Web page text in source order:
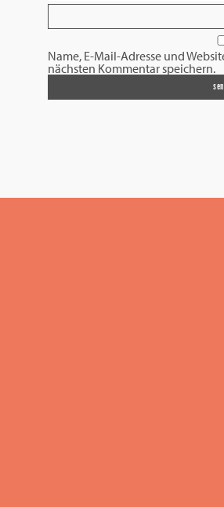
Name, E-Mail-Adresse und
nächsten Kommentar speichern.